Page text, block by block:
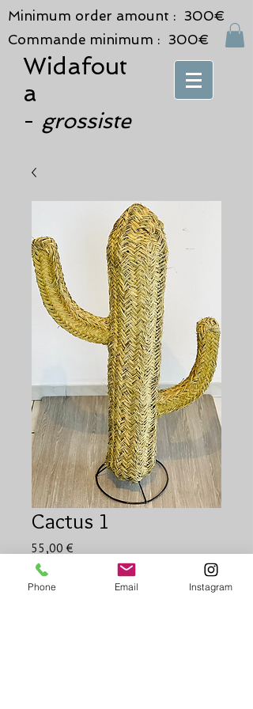
Minimum order amount : 300€
Commande minimum : 300€
Widafout
a
- grossiste
Cactus 1
55,00 €
Quantité
Phone Email Instagram